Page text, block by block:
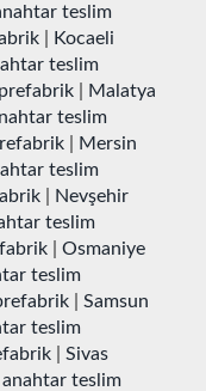
teslim
Kocaeli
teslim
Malatya
teslim
Mersin
teslim
Nevşehir
teslim
Osmaniye
teslim
Samsun
teslim
Sivas
anahtar teslim